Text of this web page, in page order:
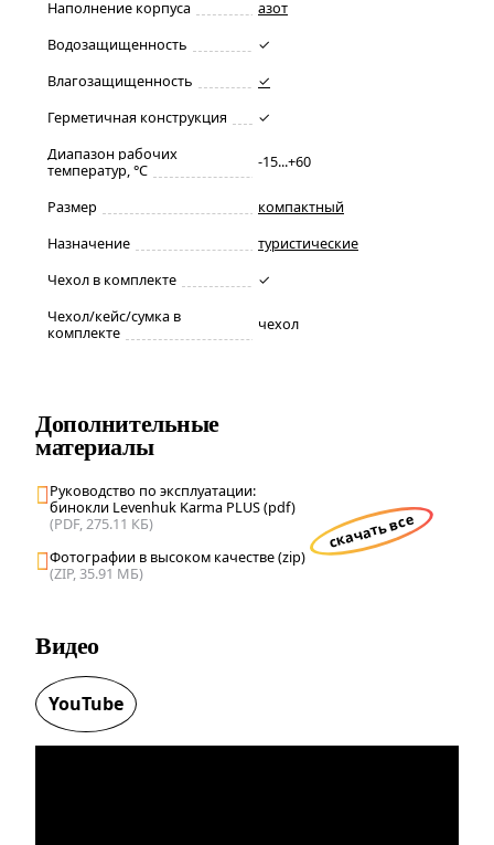
Наполнение корпуса
азот
Водозащищенность
✓
Влагозащищенность
✓
Герметичная конструкция
✓
Диапазон рабочих
температур, °С
-15...+60
Размер
компактный
Назначение
туристические
Чехол в комплекте
✓
Чехол/кейс/сумка в
комплекте
чехол
Дополнительные
материалы
Руководство по эксплуатации:
бинокли Levenhuk Karma PLUS (pdf)
(PDF, 275.11 КБ)
Фотографии в высоком качестве (zip)
(ZIP, 35.91 МБ)
скачать все
Видео
YouTube